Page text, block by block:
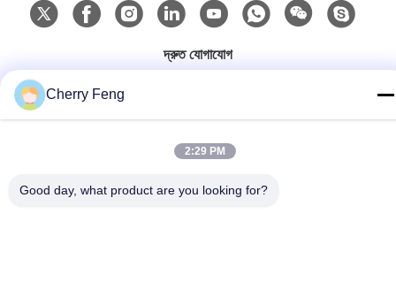
দ্রুত যোগাযোগ
টেল
86-135-84177887
Cherry Feng
2:29 PM
Good day, what product are you looking for?